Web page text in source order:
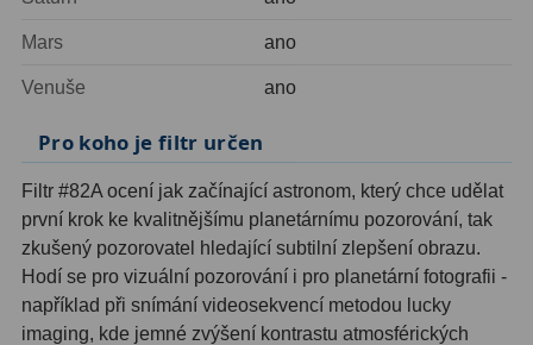
Amici hranoly 45°
Planetární kamery19
Deep-Sky kamery28
Guiding kamery14
T-kroužky16
Mars ano
Venuše ano
Pro koho je filtr určen
Filtr #82A ocení jak začínající astronom, který chce udělat
první krok ke kvalitnějšímu planetárnímu pozorování, tak
zkušený pozorovatel hledající subtilní zlepšení obrazu.
Hodí se pro vizuální pozorování i pro planetární fotografii -
například při snímání videosekvencí metodou lucky
imaging, kde jemné zvýšení kontrastu atmosférických